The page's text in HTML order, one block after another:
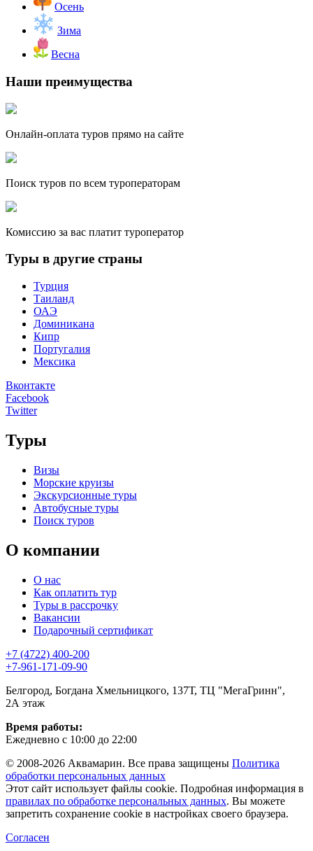
Осень
Зима
Весна
Наши преимущества
Онлайн-оплата туров прямо на сайте
Поиск туров по всем туроператорам
Комиссию за вас платит туроператор
Туры в другие страны
Турция
Таиланд
ОАЭ
Доминикана
Кипр
Португалия
Мексика
Вконтакте
Facebook
Twitter
Туры
Визы
Морские круизы
Экскурсионные туры
Автобусные туры
Поиск туров
О компании
О нас
Как оплатить тур
Туры в рассрочку
Вакансии
Подарочный сертификат
+7 (4722) 400-200
+7-961-171-09-90
Белгород, Богдана Хмельницкого, 137Т, ТЦ "МегаГринн",
2А этаж
Время работы:
Ежедневно с 10:00 до 22:00
© 2008-2026 Аквамарин. Все права защищены Политика
обработки персональных данных
Этот сайт использует файлы cookie. Подробная информация в
правилах по обработке персональных данных. Вы можете
запретить сохранение cookie в настройках своего браузера.
Согласен